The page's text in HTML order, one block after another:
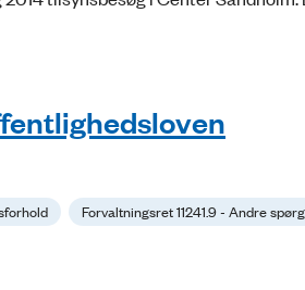
Forvaltningsret 11241.9 - Andre